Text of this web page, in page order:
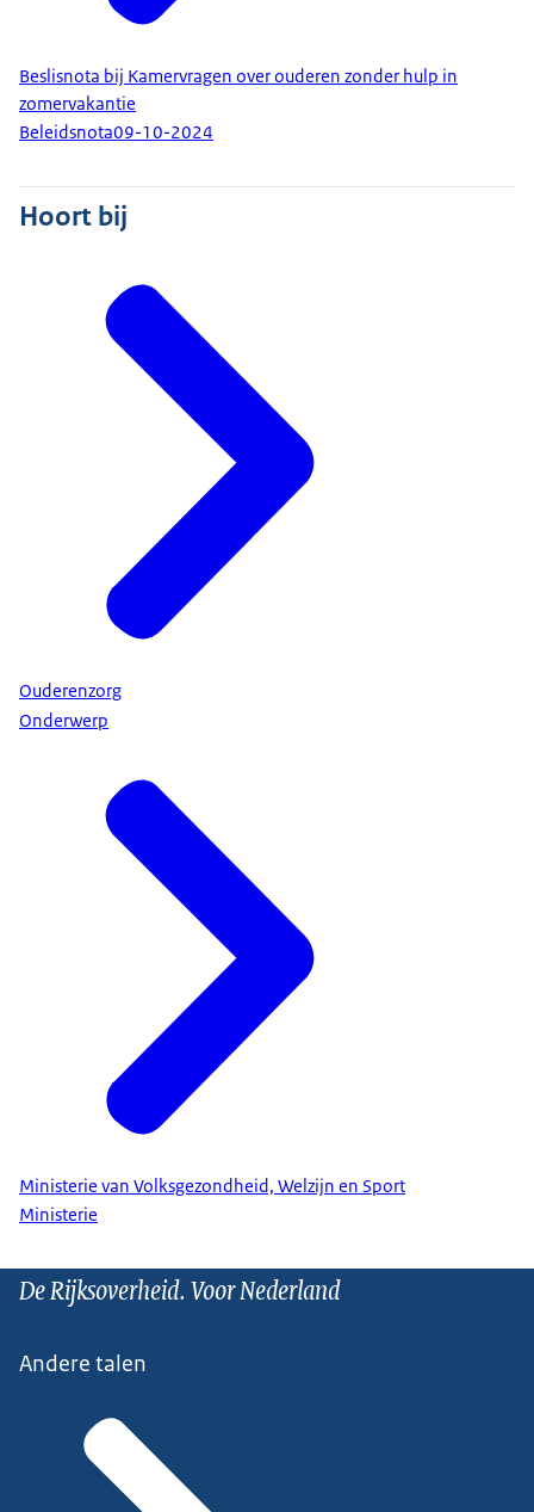
Beslisnota bij Kamervragen over ouderen zonder hulp in
zomervakantie
Beleidsnota09-10-2024
Hoort bij
Ouderenzorg
Onderwerp
Ministerie van Volksgezondheid, Welzijn en Sport
Ministerie
De Rijksoverheid. Voor Nederland
Andere talen